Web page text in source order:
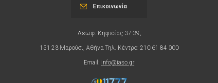
Λεωφ. Κηφισίας 37-39,
151 23 Μαρούσι, Αθήνα Τηλ. Κέντρο: 210 61 84 000
Email: info@iaso.gr
Επικοινωνία